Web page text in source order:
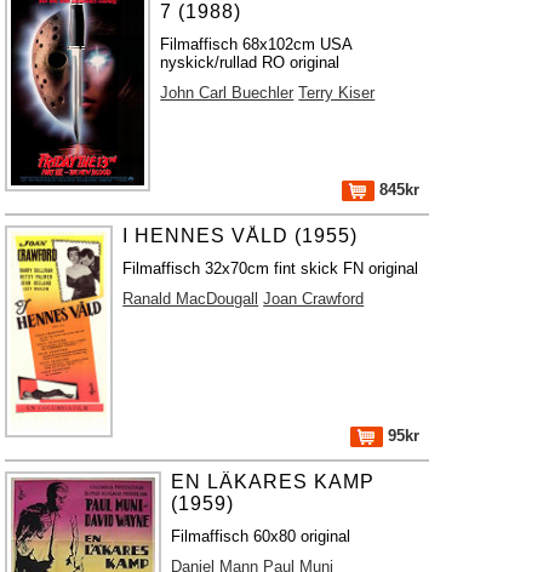
7 (1988)
Filmaffisch 68x102cm USA
nyskick/rullad RO original
John Carl Buechler Terry Kiser
845kr
I HENNES VÅLD (1955)
Filmaffisch 32x70cm fint skick FN original
Ranald MacDougall
Joan Crawford
95kr
EN LÄKARES KAMP
(1959)
Filmaffisch 60x80 original
Daniel Mann Paul Muni